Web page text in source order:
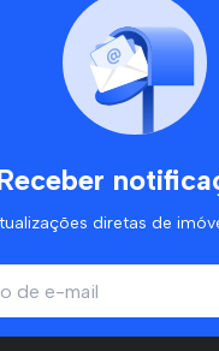
diretas de